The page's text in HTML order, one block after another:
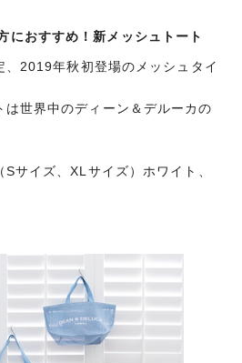
におすすめ！新メッシュトート
、2019年秋初登場のメッシュタイ
は世界中のディーン＆デルーカの
サイズ、XLサイズ）ホワイト、